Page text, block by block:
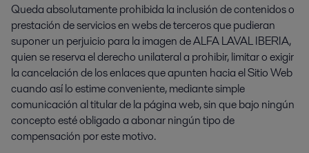
Queda absolutamente prohibida la inclusión de contenidos o
prestación de servicios en webs de terceros que pudieran
suponer un perjuicio para la imagen de ALFA LAVAL IBERIA,
quien se reserva el derecho unilateral a prohibir, limitar o exigir
la cancelación de los enlaces que apunten hacia el Sitio Web
cuando así lo estime conveniente, mediante simple
comunicación al titular de la página web, sin que bajo ningún
concepto esté obligado a abonar ningún tipo de
compensación por este motivo.